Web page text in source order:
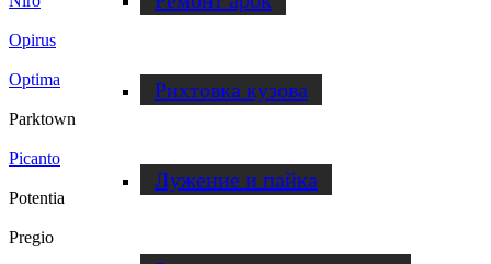
Рихтовка кузова
Лужение и пайка
Opirus
Optima
Parktown
Picanto
Potentia
Pregio